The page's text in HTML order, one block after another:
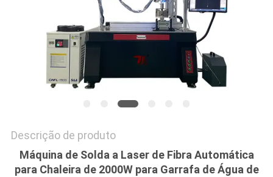
Descrição de produto
Máquina de Solda a Laser de Fibra Automática
para Chaleira de 2000W para Garrafa de Água de